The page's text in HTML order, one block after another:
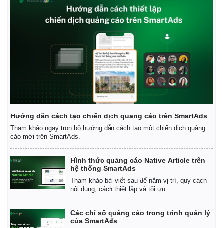
Pháp luật
Vụ án
Tin nóng
Tư vấn luật
Quân sự - Quốc phòng
Vũ khí
Việt Nam
Hướng dẫn cách tạo chiến dịch quảng cáo trên SmartAds
Tham khảo ngay trọn bộ hướng dẫn cách tạo một chiến dịch quảng
cáo mới trên SmartAds.
Hình thức quảng cáo Native Article trên
hệ thống SmartAds
Tham khảo bài viết sau để nắm vị trí, quy cách
nội dung, cách thiết lập và tối ưu.
Các chỉ số quảng cáo trong trình quản lý
của SmartAds